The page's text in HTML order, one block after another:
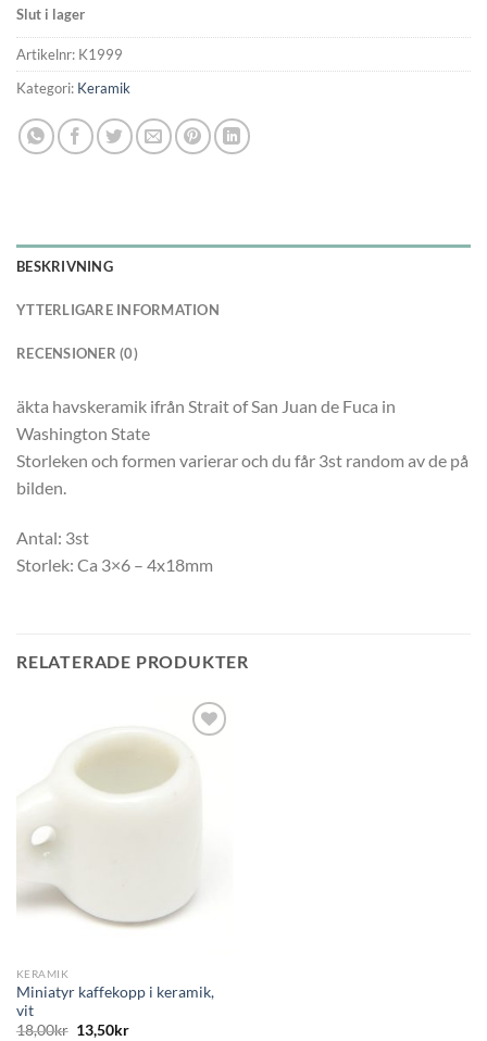
Slut i lager
Artikelnr: K1999
Kategori: Keramik
BESKRIVNING
YTTERLIGARE INFORMATION
RECENSIONER (0)
äkta havskeramik ifrån Strait of San Juan de Fuca in
Washington State
Storleken och formen varierar och du får 3st random av de på
bilden.
Antal: 3st
Storlek: Ca 3×6 – 4x18mm
RELATERADE PRODUKTER
KERAMIK
Miniatyr kaffekopp i keramik,
vit
18,00kr 13,50kr